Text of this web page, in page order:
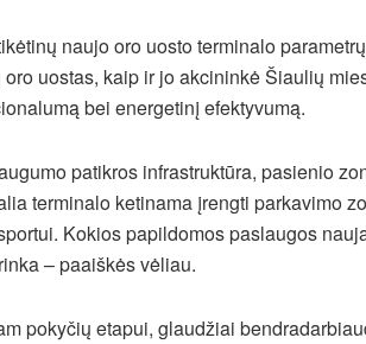
naujo oro uosto terminalo
uostas, kaip ir jo akcininkė Šiaulių
bei energetinį efektyvumą.
patikros infrastruktūra, pasienio
terminalo ketinama įrengti parkavimo
Kokios papildomos paslaugos
– paaiškės vėliau.
pokyčių etapui, glaudžiai